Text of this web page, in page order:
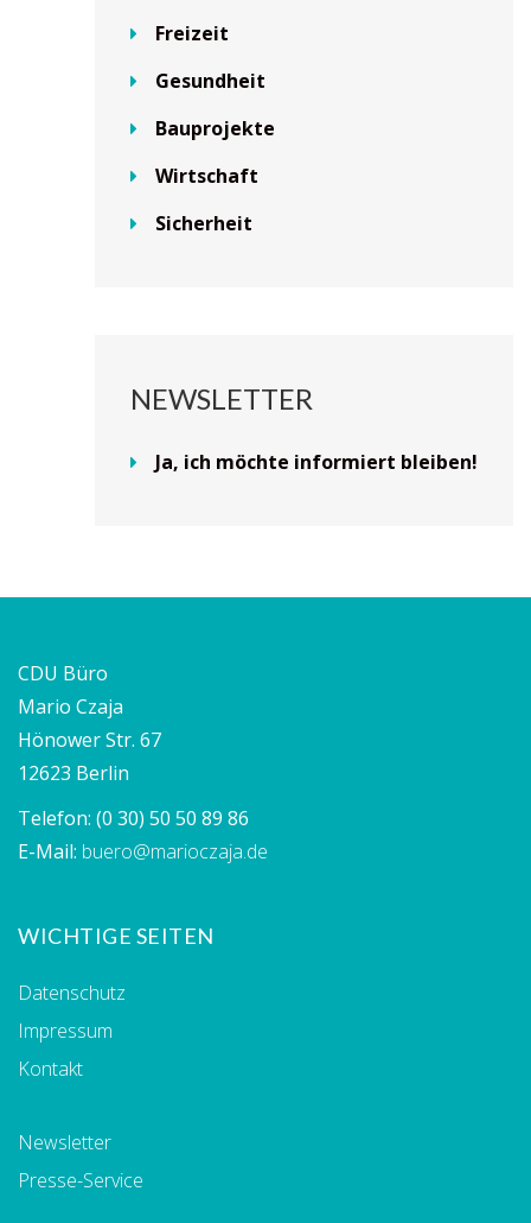
Freizeit
Gesundheit
Bauprojekte
Wirtschaft
Sicherheit
NEWSLETTER
Ja, ich möchte informiert bleiben!
CDU Büro
Mario Czaja
Hönower Str. 67
12623 Berlin
Telefon: (0 30) 50 50 89 86
E-Mail: buero@marioczaja.de
WICHTIGE SEITEN
Datenschutz
Impressum
Kontakt
Newsletter
Presse-Service